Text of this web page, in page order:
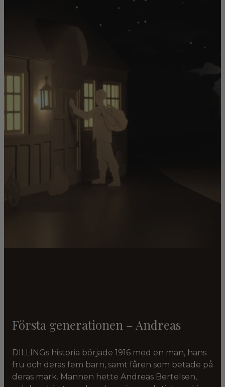
Första generationen – Andreas
DILLINGs historia började 1916 med en man, hans
fru och deras fem barn, samt fåren som betade på
deras mark. Mannen hette Andreas Bertelsen,